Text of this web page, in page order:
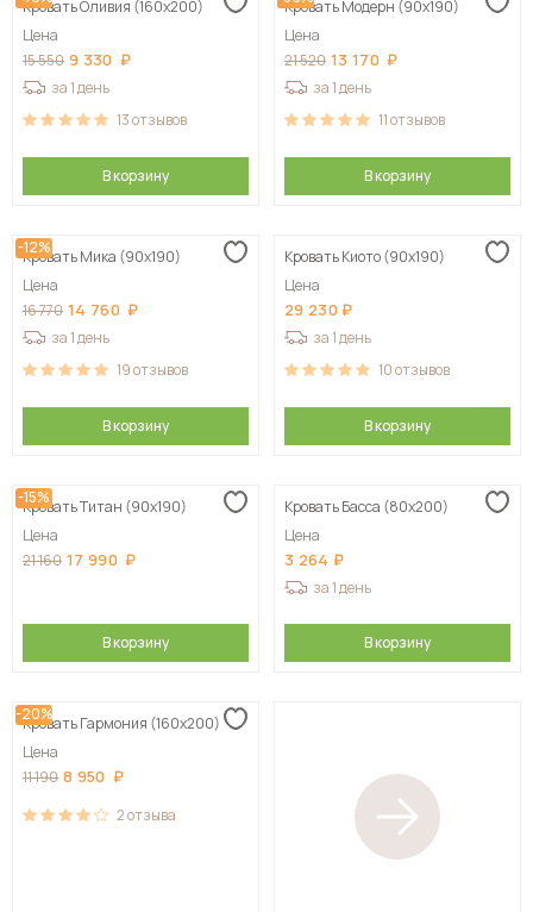
Кровать Оливия (160х200)
Цена
15 550 9 330
за 1 день
13отзывов
В корзину
Кровать Модерн (90х190)
Цена
21 520 13 170
за 1 день
11отзывов
В корзину
-12%
Кровать Мика (90х190)
Цена
16 770 14 760
за 1 день
19отзывов
В корзину
Кровать Киото (90х190)
Цена
29 230
за 1 день
10отзывов
В корзину
-15%
Кровать Титан (90х190)
Цена
21 160 17 990
В корзину
Кровать Басса (80х200)
Цена
3 264
за 1 день
В корзину
-20%
Кровать Гармония (160х200)
Цена
11 190 8 950
2отзыва